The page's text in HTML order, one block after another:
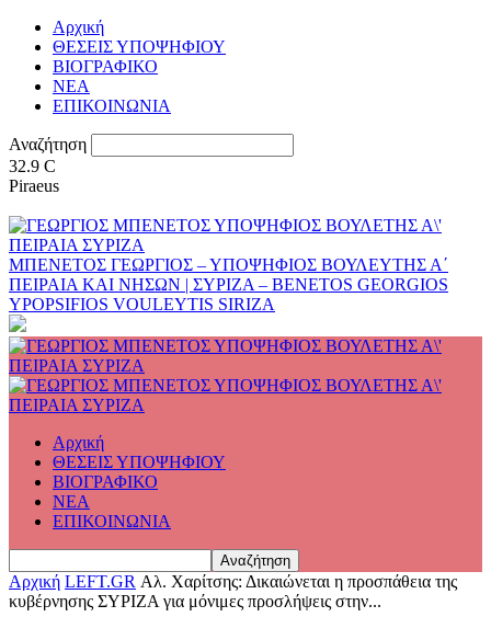
Αρχική
ΘΕΣΕΙΣ ΥΠΟΨΗΦΙΟΥ
ΒΙΟΓΡΑΦΙΚΟ
ΝΕΑ
ΕΠΙΚΟΙΝΩΝΙΑ
Αναζήτηση
32.9 C
Piraeus
ΜΠΕΝΕΤΟΣ ΓΕΩΡΓΙΟΣ – ΥΠΟΨΗΦΙΟΣ ΒΟΥΛΕΥΤΗΣ Α΄
ΠΕΙΡΑΙΑ ΚΑΙ ΝΗΣΩΝ | ΣΥΡΙΖΑ – BENETOS GEORGIOS
YPOPSIFIOS VOULEYTIS SIRIZA
Αρχική
ΘΕΣΕΙΣ ΥΠΟΨΗΦΙΟΥ
ΒΙΟΓΡΑΦΙΚΟ
ΝΕΑ
ΕΠΙΚΟΙΝΩΝΙΑ
Αρχική LEFT.GR Αλ. Χαρίτσης: Δικαιώνεται η προσπάθεια της
κυβέρνησης ΣΥΡΙΖΑ για μόνιμες προσλήψεις στην...